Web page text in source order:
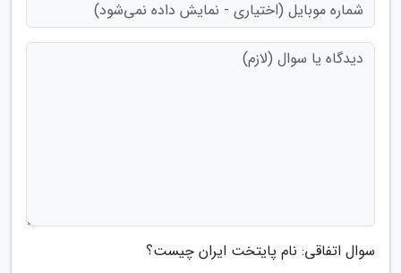
سوال اتفاقی: نام پایتخت ایران چیست؟